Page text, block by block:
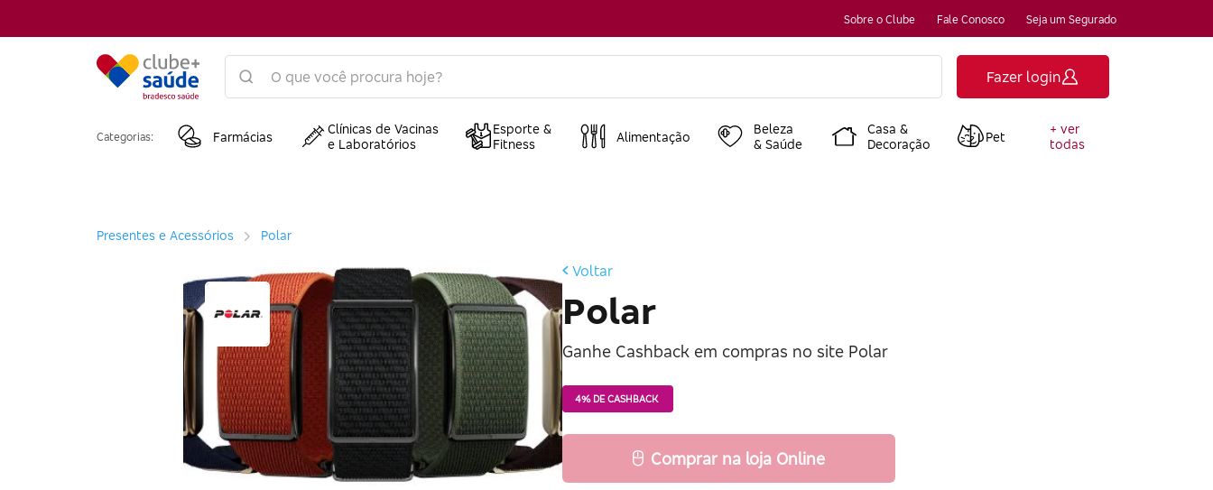
Sobre o Clube Fale Conosco Seja um Segurado
Fazer login
Categorias: Farmácias
Clínicas de Vacinas
e Laboratórios
Esporte &
Fitness
Alimentação
Beleza
& Saúde
Casa &
Decoração
Pet
+ ver
todas
Presentes e Acessórios Polar
Voltar
Polar
Ganhe Cashback em compras no site Polar
4% DE CASHBACK
Comprar na loja Online